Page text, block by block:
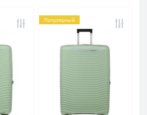
Популярный